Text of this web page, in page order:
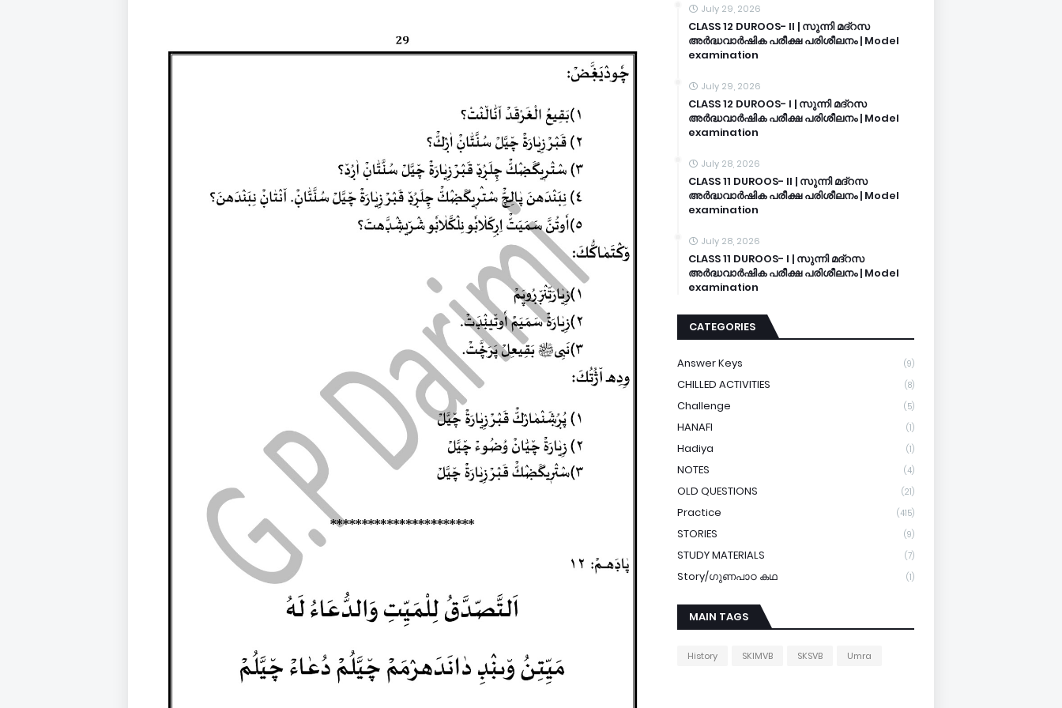
July 29, 2026
CLASS 12 DUROOS- II | സുന്നി മദ്റസ
അർദ്ധവാർഷിക പരീക്ഷ പരിശീലനം | Model
examination
July 29, 2026
CLASS 12 DUROOS- I | സുന്നി മദ്റസ
അർദ്ധവാർഷിക പരീക്ഷ പരിശീലനം | Model
examination
July 28, 2026
CLASS 11 DUROOS- II | സുന്നി മദ്റസ
അർദ്ധവാർഷിക പരീക്ഷ പരിശീലനം | Model
examination
July 28, 2026
CLASS 11 DUROOS- I | സുന്നി മദ്റസ
അർദ്ധവാർഷിക പരീക്ഷ പരിശീലനം | Model
examination
CATEGORIES
Answer Keys (9)
CHILLED ACTIVITIES (8)
Challenge (5)
HANAFI (1)
Hadiya (1)
NOTES (4)
OLD QUESTIONS (21)
Practice (415)
STORIES (9)
STUDY MATERIALS (7)
Story/ഗുണപാഠ കഥ (1)
MAIN TAGS
History SKIMVB SKSVB Umra